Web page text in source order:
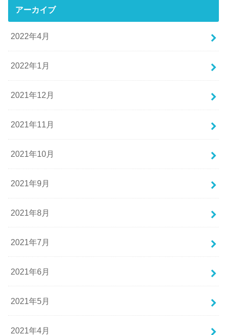
アーカイブ
2022年4月
2022年1月
2021年12月
2021年11月
2021年10月
2021年9月
2021年8月
2021年7月
2021年6月
2021年5月
2021年4月